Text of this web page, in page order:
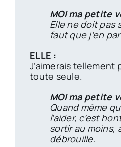
MOI ma petite
Elle ne doit pas
faut que j’en
ELLE :
J’aimerais tellement
toute seule.
MOI ma petite
Quand même
l’aider, c’est
sortir au moins,
débrouille.